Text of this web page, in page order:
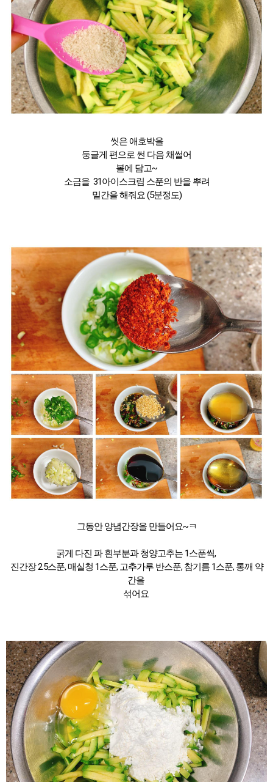
씻은 애호박을
둥글게 편으로 썬 다음 채썰어
볼에 담고~
소금을 31아이스크림 스푼의 반을 뿌려
밑간을 해줘요 (5분정도)
그동안 양념간장을 만들어요~ㅋ
굵게 다진 파 흰부분과 청양고추는 1스푼씩,
진간장 2.5스푼, 매실청 1스푼, 고추가루 반스푼, 참기름 1스푼, 통깨 약
간을
섞어요